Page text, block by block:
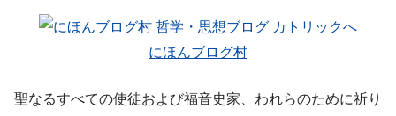
にほんブログ村
聖なるすべての使徒および福音史家、われらのために祈り